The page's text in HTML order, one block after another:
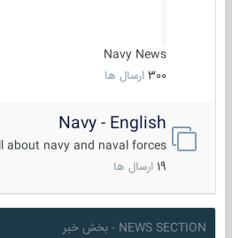
Navy News
300 ارسال ها
Navy - English
All about navy and naval forces!
ارسال ها
NEWS SECTION - بخش خبر